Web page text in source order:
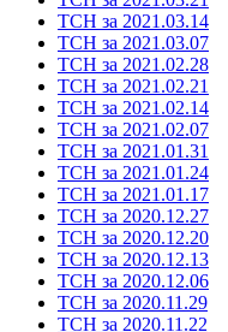
ТСН за 2021.03.14
ТСН за 2021.03.07
ТСН за 2021.02.28
ТСН за 2021.02.21
ТСН за 2021.02.14
ТСН за 2021.02.07
ТСН за 2021.01.31
ТСН за 2021.01.24
ТСН за 2021.01.17
ТСН за 2020.12.27
ТСН за 2020.12.20
ТСН за 2020.12.13
ТСН за 2020.12.06
ТСН за 2020.11.29
ТСН за 2020.11.22